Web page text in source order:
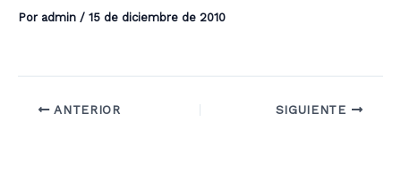
Por admin / 15 de diciembre de 2010
ANTERIOR SIGUIENTE